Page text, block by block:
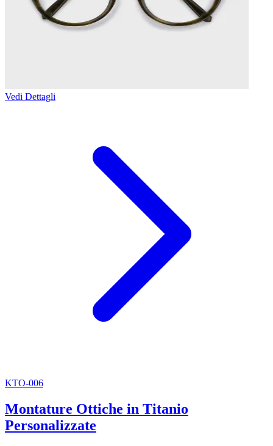
Vedi Dettagli
KTO-006
Montature Ottiche in Titanio
Personalizzate